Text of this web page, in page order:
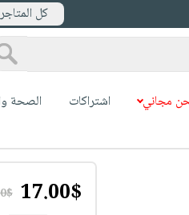
كل المتاجر
مجاني اشتراكات الصحة
17.00$